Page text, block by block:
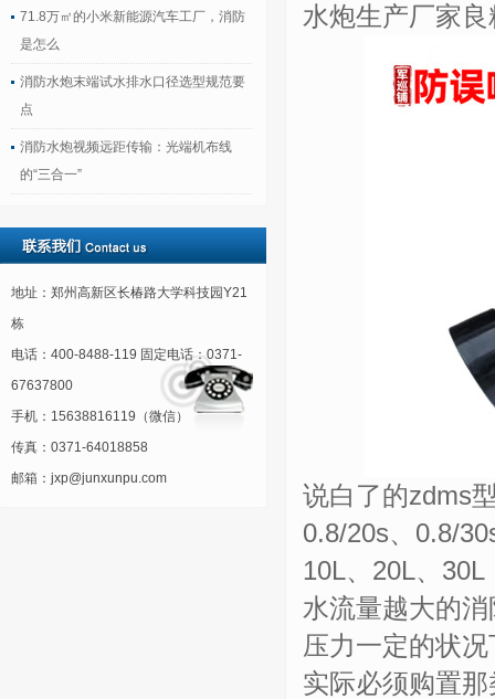
71.8万㎡的小米新能源汽车工厂，消防
是怎么
消防水炮末端试水排水口径选型规范要
点
消防水炮视频远距传输：光端机布线
的“三合一”
地址：郑州高新区长椿路大学科技园Y21
栋
电话：400-8488-119 固定电话：0371-
67637800
手机：15638816119（微信）
传真：0371-64018858
邮箱：jxp@junxunpu.com
水炮生产厂家
说白了的zdms
0.8/20s、0.8/
10L、20L、
水流量越大的
压力一定的状
实际必须购置